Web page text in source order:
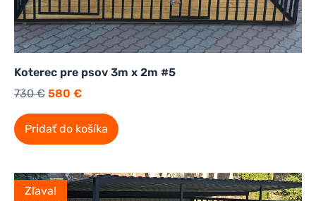
Koterec pre psov 3m x 2m #5
730€ 580 €
Pridať do košíka
Zľava!